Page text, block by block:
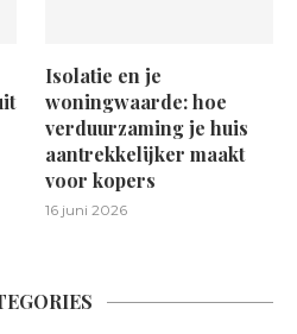
Isolatie en je
woningwaarde: hoe
verduurzaming je huis
aantrekkelijker maakt
voor kopers
16 juni 2026